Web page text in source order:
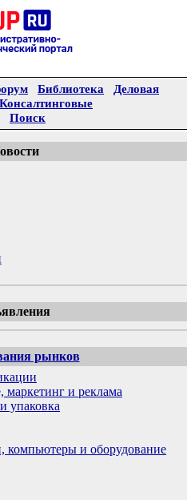
Библиотека
Деловая
Консалтинговые
Поиск
рынков
маркетинг и реклама
упаковка
и оборудование